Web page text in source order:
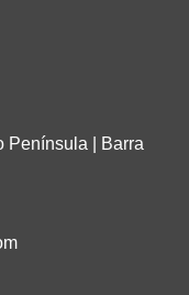
Península | Barra